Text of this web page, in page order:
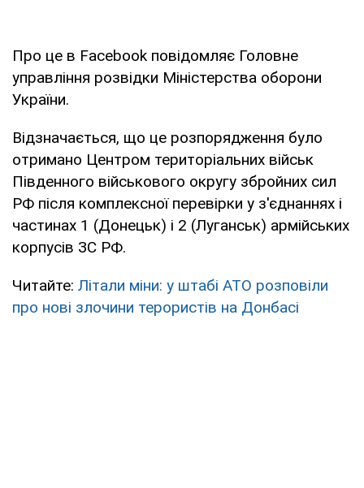
Про це в Facebook повідомляє Головне
управління розвідки Міністерства оборони
України.
Відзначається, що це розпорядження було
отримано Центром територіальних військ
Південного військового округу збройних сил
РФ після комплексної перевірки у з'єднаннях і
частинах 1 (Донецьк) і 2 (Луганськ) армійських
корпусів ЗС РФ.
Читайте: Літали міни: у штабі АТО розповіли
про нові злочини терористів на Донбасі